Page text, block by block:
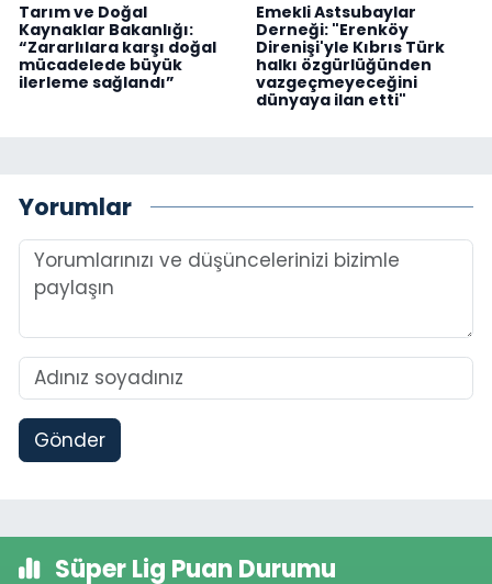
Tarım ve Doğal
Kaynaklar Bakanlığı:
“Zararlılara karşı doğal
mücadelede büyük
ilerleme sağlandı”
Emekli Astsubaylar
Derneği: "Erenköy
Direnişi'yle Kıbrıs Türk
halkı özgürlüğünden
vazgeçmeyeceğini
dünyaya ilan etti"
Yorumlar
Gönder
Süper Lig Puan Durumu